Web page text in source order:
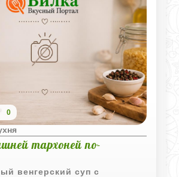
0
тархоней по-
венгерский суп с